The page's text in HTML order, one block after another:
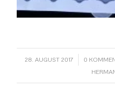
28. AUGUST 2017
/ 0 /